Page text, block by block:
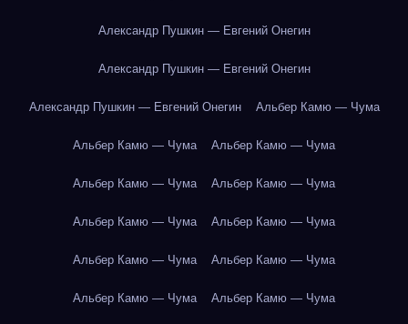
Александр Пушкин — Евгений Онегин
Александр Пушкин — Евгений Онегин
Александр Пушкин — Евгений Онегин Альбер Камю — Чума
Альбер Камю — Чума Альбер Камю — Чума
Альбер Камю — Чума Альбер Камю — Чума
Альбер Камю — Чума Альбер Камю — Чума
Альбер Камю — Чума Альбер Камю — Чума
Альбер Камю — Чума Альбер Камю — Чума